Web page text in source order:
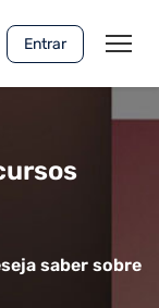
Entrar
saber sobre